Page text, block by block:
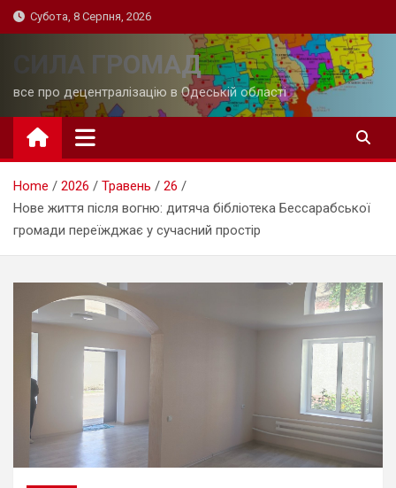
Skip
to
Субота, 8 Серпня, 2026
СИЛА ГРОМАД
все про децентралізацію в Одеській області
Home 2026 Травень
26
Нове життя після вогню: дитяча бібліотека Бессарабської
громади переїжджає у сучасний простір